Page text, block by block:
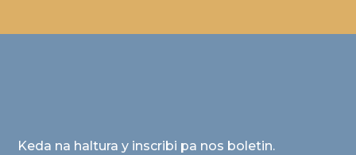
Keda na haltura y inscribi pa nos boletin.